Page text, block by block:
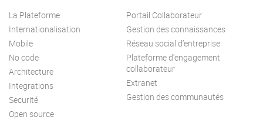
La Plateforme
Internationalisation
Mobile
No code
Architecture
Integrations
Securité
Open source
Portail Collaborateur
Gestion des connaissances
Réseau social d’entreprise
Plateforme d’engagement
collaborateur
Extranet
Gestion des communautés